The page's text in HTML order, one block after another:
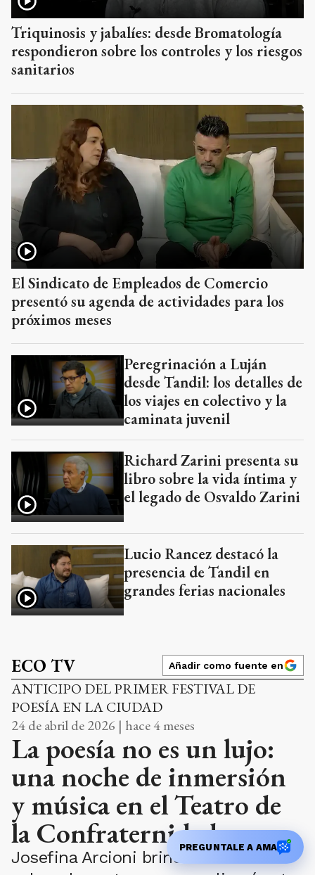
Triquinosis y jabalíes: desde Bromatología
respondieron sobre los controles y los riesgos
sanitarios
El Sindicato de Empleados de Comercio
presentó su agenda de actividades para los
próximos meses
Peregrinación a Luján
desde Tandil: los detalles de
los viajes en colectivo y la
caminata juvenil
Richard Zarini presenta su
libro sobre la vida íntima y
el legado de Osvaldo Zarini
Lucio Rancez destacó la
presencia de Tandil en
grandes ferias nacionales
ECO TV Añadir como fuente en
ANTICIPO DEL PRIMER FESTIVAL DE
POESÍA EN LA CIUDAD
24 de abril de 2026 | hace 4 meses
La poesía no es un lujo:
una noche de inmersión
y música en el Teatro de
la Confraternidad
Josefina Arcioni brindó detalles
PREGUNTALE A AMA